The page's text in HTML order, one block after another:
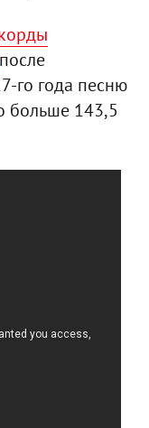
после
го года песню
больше 143,5